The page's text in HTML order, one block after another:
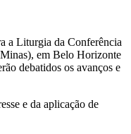
a Liturgia da Conferência
em Belo Horizonte
debatidos os avanços e
e da aplicação de